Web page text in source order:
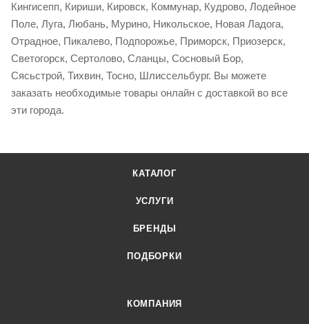
Кингисепп, Кириши, Кировск, Коммунар, Кудрово, Лодейное
Поле, Луга, Любань, Мурино, Никольское, Новая Ладога,
Отрадное, Пикалево, Подпорожье, Приморск, Приозерск,
Светогорск, Сертолово, Сланцы, Сосновый Бор,
Сясьстрой, Тихвин, Тосно, Шлиссельбург. Вы можете
заказать необходимые товары онлайн с доставкой во все
эти города.
КАТАЛОГ
УСЛУГИ
БРЕНДЫ
ПОДБОРКИ
КОМПАНИЯ